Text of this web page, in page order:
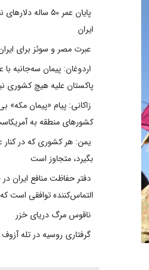
پایان عمر ۵۰ ساله
ایران
عبرت مصر و سوئز برای
اردوغان: پیمان سه‌جانبه با
پاکستان علیه هیچ کشوری
زاکانی: پیام «پیمان مکه»
کشورهای منطقه به
یمن: هر کشوری که در کنار
بگیرد، متجاوز است
دفتر حفاظت منافع ایران
التماس‌کننده توافقی است
ناقوس مرگ دریای خزر
گرفتاری روسیه در تله آزوف